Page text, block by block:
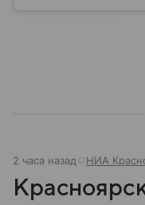
Вспоминаем, как
2 часа назад НИА